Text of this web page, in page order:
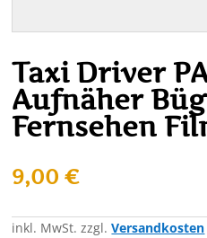
Taxi Driver
Aufnäher
Fernsehen
9,00€
inkl. MwSt. zzgl.Versandkosten